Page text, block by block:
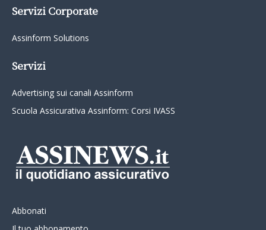
Servizi Corporate
Assinform Solutions
Servizi
Advertising sui canali Assinform
Scuola Assicurativa Assinform: Corsi IVASS
Abbonati